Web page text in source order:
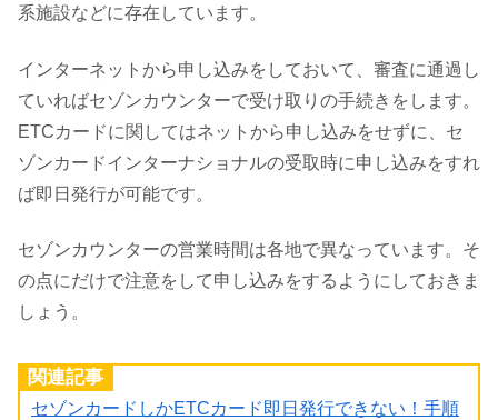
系施設などに存在しています。
インターネットから申し込みをしておいて、審査に通過し
ていればセゾンカウンターで受け取りの手続きをします。
ETCカードに関してはネットから申し込みをせずに、セ
ゾンカードインターナショナルの受取時に申し込みをすれ
ば即日発行が可能です。
セゾンカウンターの営業時間は各地で異なっています。そ
の点にだけで注意をして申し込みをするようにしておきま
しょう。
関連記事
セゾンカードしかETCカード即日発行できない！手順